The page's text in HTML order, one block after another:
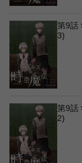
第9話
3)
第9話
2)